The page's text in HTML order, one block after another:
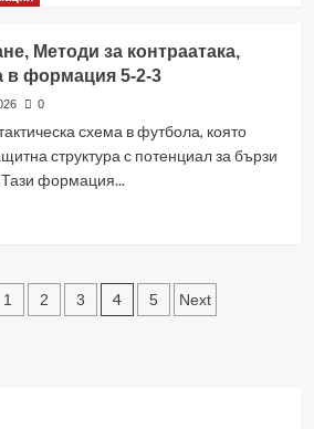
Методи за контраатака,
в формация 5-2-3
0
схема в футбола, която
структура с потенциал за бързи
формация...
1 2 3 4 5 Next